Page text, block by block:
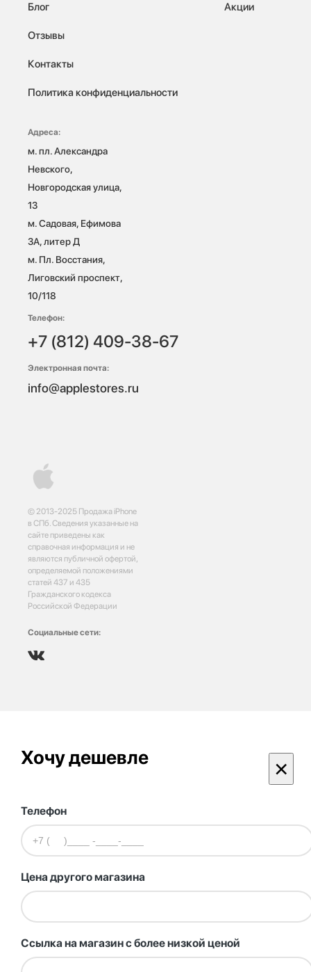
© 2013-2025 Продажа iPhone
в СПб. Сведения указанные на
сайте приведены как
справочная информация и не
являются публичной офертой,
определяемой положениями
статей 437 и 435
Гражданского кодекса
Российской Федерации
Социальные сети:
Блог
Отзывы
Контакты
Политика конфиденциальности
Акции
Адреса:
м. пл. Александра
Невского,
Новгородская улица,
13
м. Садовая, Ефимова
3А, литер Д
м. Пл. Восстания,
Лиговский проспект,
10/118
Телефон:
+7 (812) 409-38-67
Электронная почта:
info@applestores.ru
Хочу дешевле ×
Телефон
Цена другого магазина
Ссылка на магазин с более низкой ценой